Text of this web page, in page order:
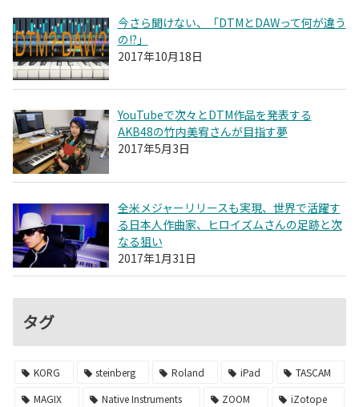
今さら聞けない、「DTMとDAWって何が違う
の!?」
2017年10月18日
YouTubeで次々とDTM作品を発表する
AKB48の竹内美宥さんが目指す夢
2017年5月3日
全米メジャーリリースも実現、世界で活躍す
る日本人作曲家、ヒロイズムさんの足跡と次
なる狙い
2017年1月31日
タグ
KORG steinberg Roland iPad
TASCAM
MAGIX
Native Instruments ZOOM
iZotope